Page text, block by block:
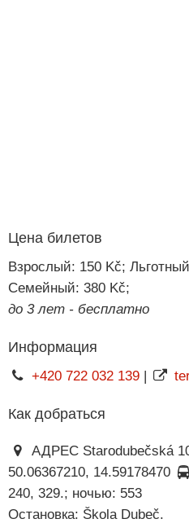
Цена билетов
Взрослый: 150 Kč;
Семейный: 380 Kč;
до 3 лет - бесплатно
Информация
+420 722 032 139|
Как добраться
АДРЕС Starodubečská
50.06367210, 14.59178470
240, 329.; ночью: 553
Остановка: Škola Dubeč.